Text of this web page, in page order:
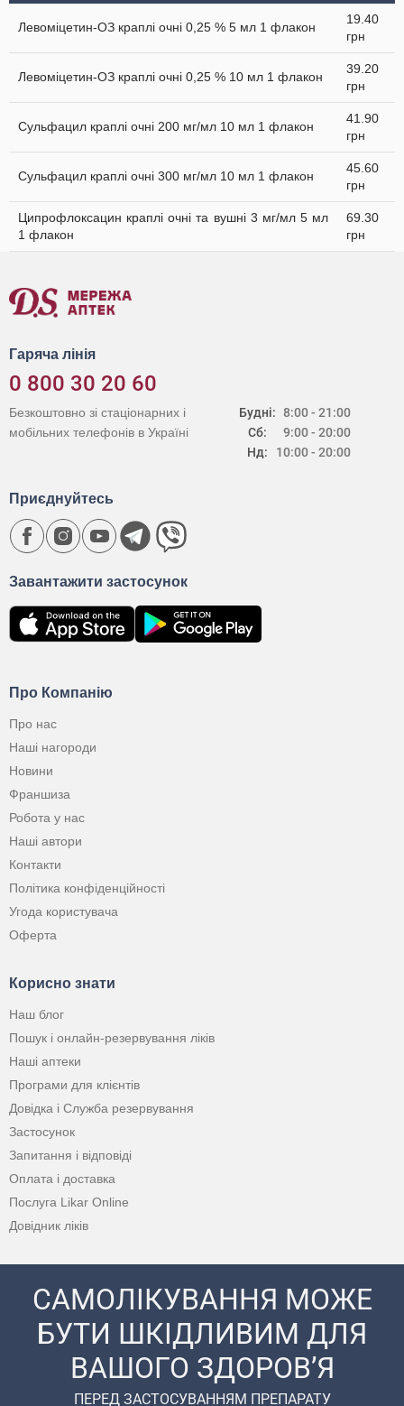
Левоміцетин-ОЗ краплі очні 0,25 % 5 мл 1 флакон
19.40
грн
Левоміцетин-ОЗ краплі очні 0,25 % 10 мл 1 флакон
39.20
грн
Сульфацил краплі очні 200 мг/мл 10 мл 1 флакон
41.90
грн
Сульфацил краплі очні 300 мг/мл 10 мл 1 флакон
45.60
грн
Ципрофлоксацин краплі очні та вушні 3 мг/мл 5 мл
1 флакон
69.30
грн
Гаряча лінія
0 800 30 20 60
Будні:
Сб:
Нд:
8:00 - 21:00
9:00 - 20:00
10:00 - 20:00
Безкоштовно зі стаціонарних і
мобільних телефонів в Україні
Про Компанію
Про нас
Наші нагороди
Новини
Франшиза
Робота у нас
Наші автори
Контакти
Політика конфіденційності
Угода користувача
Оферта
Корисно знати
Наш блог
Пошук і онлайн-резервування ліків
Наші аптеки
Програми для клієнтів
Довідка і Служба резервування
Застосунок
Запитання і відповіді
Оплата і доставка
Послуга Likar Online
Довідник ліків
Завантажити застосунок
Приєднуйтесь
САМОЛІКУВАННЯ МОЖЕ
БУТИ ШКІДЛИВИМ ДЛЯ
ВАШОГО ЗДОРОВ’Я
ПЕРЕД ЗАСТОСУВАННЯМ ПРЕПАРАТУ